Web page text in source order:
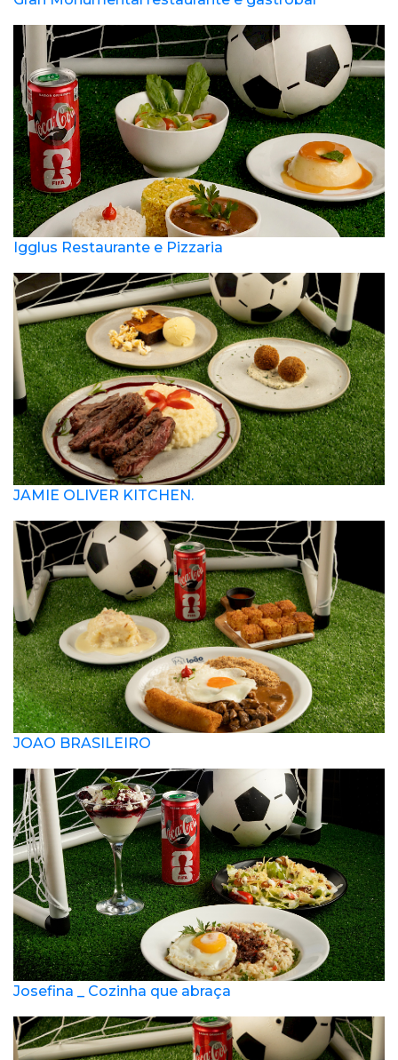
Igglus Restaurante e Pizzaria
JAMIE OLIVER KITCHEN.
JOAO BRASILEIRO
Josefina _ Cozinha que abraça